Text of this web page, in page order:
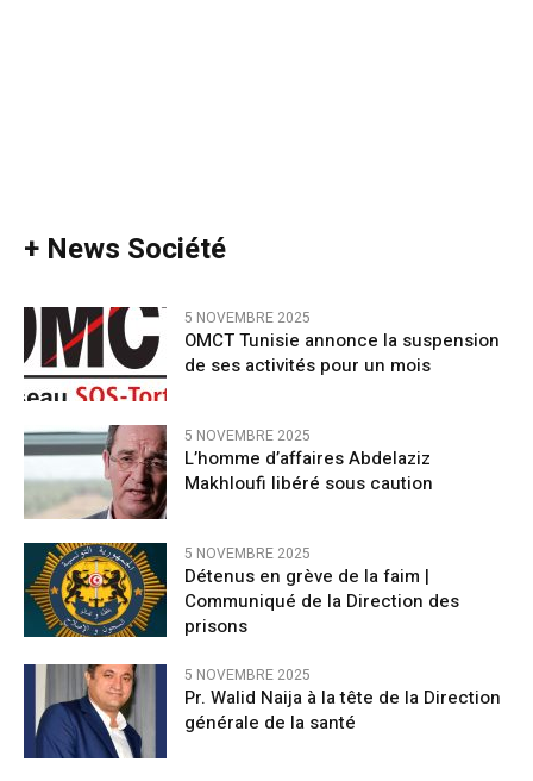
+ News Société
5 NOVEMBRE 2025
OMCT Tunisie annonce la suspension
de ses activités pour un mois
5 NOVEMBRE 2025
L’homme d’affaires Abdelaziz
Makhloufi libéré sous caution
5 NOVEMBRE 2025
Détenus en grève de la faim |
Communiqué de la Direction des
prisons
5 NOVEMBRE 2025
Pr. Walid Naija à la tête de la Direction
générale de la santé